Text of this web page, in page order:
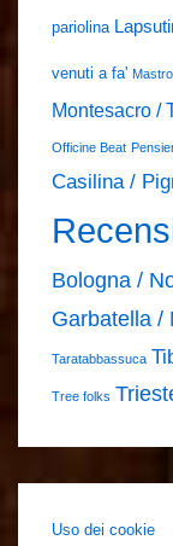
pariolina
venuti a fa'
Montesacro /
Officine Beat
Casilina /
Bologna /
Garbatella /
Taratabbassuca
Tree folks
Uso dei cookie